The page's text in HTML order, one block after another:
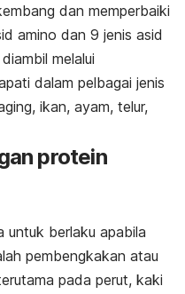
dan memperbaiki
amino dan 9 jenis asid
melalui
dalam pelbagai jenis
ikan, ayam, telur,
protein
untuk berlaku apabila
pembengkakan atau
pada perut, kaki